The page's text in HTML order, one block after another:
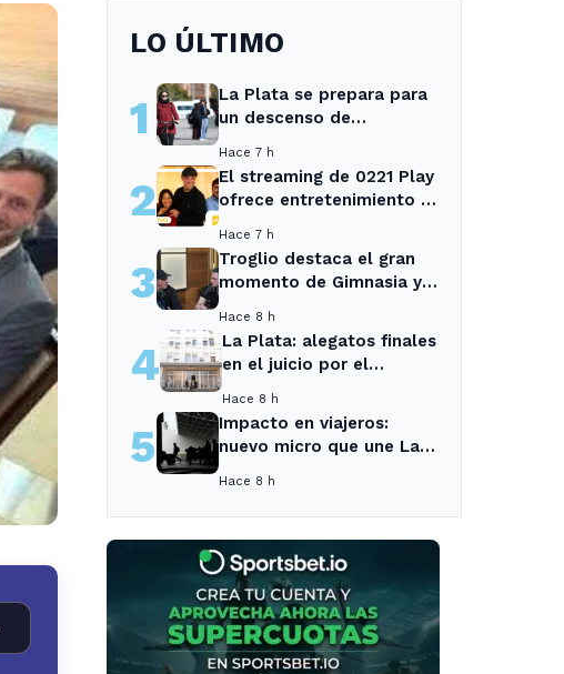
LO ÚLTIMO
1
La Plata se prepara para
un descenso de
Hace 7 h
2
El streaming de 0221 Play
ofrece entretenimiento y
Hace 7 h
3
Troglio destaca el gran
momento de Gimnasia y
entrenador
Hace 8 h
4
La Plata: alegatos finales
en el juicio por el
Hace 8 h
5
Impacto en viajeros:
nuevo micro que une La
tramo específico
Hace 8 h